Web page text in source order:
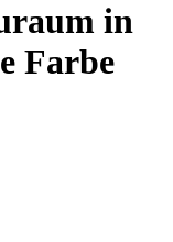
in
Farbe